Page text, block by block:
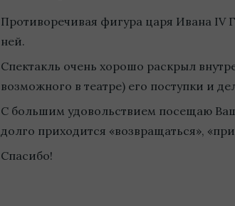
Противоречивая фигура царя Ивана IV
ней.
Спектакль очень хорошо раскрыл
возможного в театре) его поступки и
С большим удовольствием посещаю
долго приходится «возвращаться»,
Спасибо!